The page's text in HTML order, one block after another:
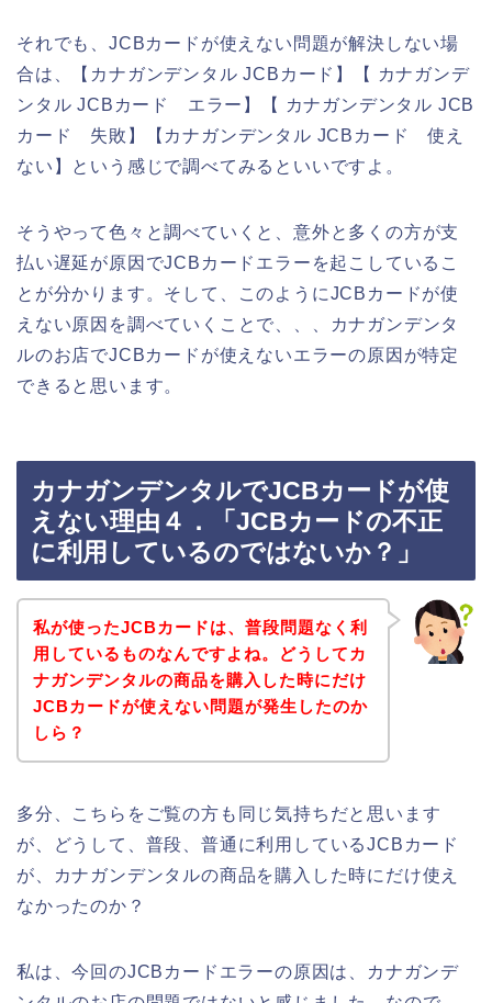
それでも、JCBカードが使えない問題が解決しない場
合は、【カナガンデンタル JCBカード】【 カナガンデ
ンタル JCBカード エラー】【 カナガンデンタル JCB
カード 失敗】【カナガンデンタル JCBカード 使え
ない】という感じで調べてみるといいですよ。
そうやって色々と調べていくと、意外と多くの方が支
払い遅延が原因でJCBカードエラーを起こしているこ
とが分かります。そして、このようにJCBカードが使
えない原因を調べていくことで、、、カナガンデンタ
ルのお店でJCBカードが使えないエラーの原因が特定
できると思います。
カナガンデンタルでJCBカードが使
えない理由４．「JCBカードの不正
に利用しているのではないか？」
私が使ったJCBカードは、普段問題なく利
用しているものなんですよね。どうしてカ
ナガンデンタルの商品を購入した時にだけ
JCBカードが使えない問題が発生したのか
しら？
多分、こちらをご覧の方も同じ気持ちだと思います
が、どうして、普段、普通に利用しているJCBカード
が、カナガンデンタルの商品を購入した時にだけ使え
なかったのか？
私は、今回のJCBカードエラーの原因は、カナガンデ